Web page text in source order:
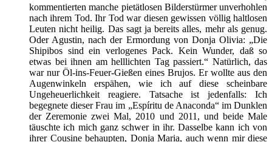
kommentierten manche pietätlosen Bilderstürmer unverhohlen
nach ihrem Tod. Ihr Tod war diesen gewissen völlig haltlosen
Leuten nicht heilig. Das sagt ja bereits alles, mehr als genug.
Oder Agustin, nach der Ermordung von Donja Olivia: „Die
Shipibos sind ein verlogenes Pack. Kein Wunder, daß so
etwas bei ihnen am helllichten Tag passiert.“ Natürlich, das
war nur Öl-ins-Feuer-Gießen eines Brujos. Er wollte aus den
Augenwinkeln erspähen, wie ich auf diese scheinbare
Ungeheuerlichkeit reagiere. Tatsache ist jedenfalls: Ich
begegnete dieser Frau im „Espíritu de Anaconda“ im Dunklen
der Zeremonie zwei Mal, 2010 und 2011, und beide Male
täuschte ich mich ganz schwer in ihr. Dasselbe kann ich von
ihrer Cousine behaupten, Donja Maria, auch wenn mir diese